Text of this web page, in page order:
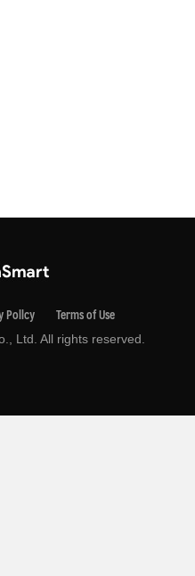
Pollcy Terms of Use
Ltd. All rights reserved.